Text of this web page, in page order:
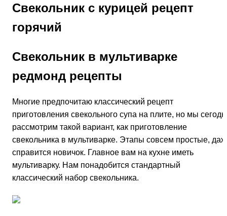
Свекольник с курицей рецепт
горячий
Свекольник в мультиварке
редмонд рецепты
Многие предпочитаю классический рецепт
приготовления свекольного супа на плите, но мы
рассмотрим такой вариант, как приготовление
свекольника в мультиварке. Этапы совсем простые,
справится новичок. Главное вам на кухне иметь
мультиварку. Нам понадобится стандартный
классический набор свекольника.